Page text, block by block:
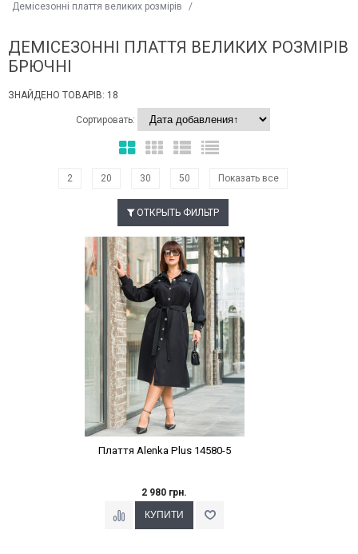
Демісезонні плаття великих розмірів /
ДЕМІСЕЗОННІ ПЛАТТЯ ВЕЛИКИХ РОЗМІРІВ
БРЮЧНІ
ЗНАЙДЕНО ТОВАРІВ: 18
Сортировать:
2 20 30 50 Показать все
ОТКРЫТЬ ФИЛЬТР
Наклейки Варіант з %
Плаття Alenka Plus 14580-5
2 980 грн.